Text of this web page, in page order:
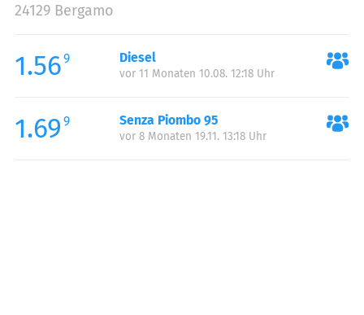
24129 Bergamo
1.569 Diesel
vor 11 Monaten 10.08. 12:18 Uhr
1.69 9 Senza Piombo 95
vor 8 Monaten 19.11. 13:18 Uhr